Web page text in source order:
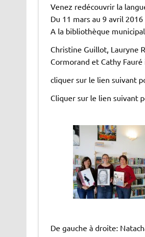
Venez redécouvrir la
Du 11 mars au 9 avril 2016
A la bibliothèque
Christine Guillot, Lauryne
Cormorand et Cathy
cliquer sur le lien suivant
Cliquer sur le lien suivant
De gauche à droite: